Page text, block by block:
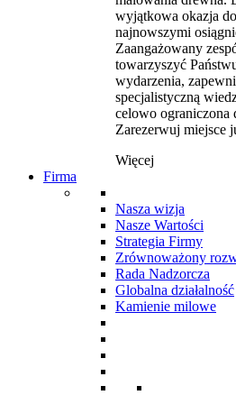
wyjątkowa okazja
najnowszymi
Zaangażowany
towarzyszyć
wydarzenia,
specjalistyczną
celowo ograniczona
Zarezerwuj miejsce
Więcej
Firma
Nasza wizja
Nasze Wartości
Strategia Firmy
Zrównoważony
Rada Nadzorcza
Globalna działalność
Kamienie milowe